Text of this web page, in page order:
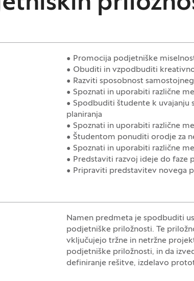
• Promocija podjetniške
• Obuditi in vzpodbuditi
• Razviti sposobnost
• Spoznati in uporabiti različne
• Spodbuditi študente k
planiranja
• Spoznati in uporabiti različne
• Študentom ponuditi orodje za
• Spoznati in uporabiti različne
• Predstaviti razvoj ideje do faze
• Pripraviti predstavitev novega
Namen predmeta je spodbuditi
podjetniške priložnosti. Te
vključujejo tržne in netržne
podjetniške priložnosti, in da
definiranje rešitve, izdelavo